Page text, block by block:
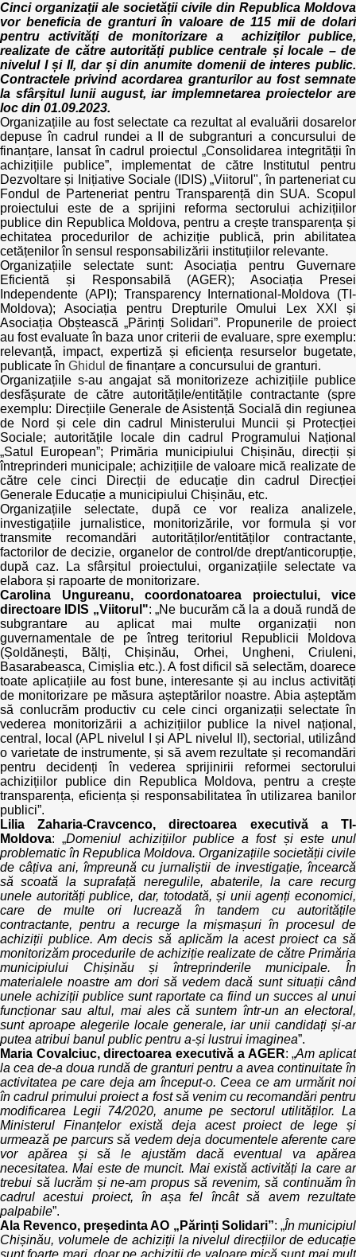
Cinci organizații ale societății civile din Republica Moldova
vor beneficia de granturi în valoare de 115 mii de dolari
pentru activități de monitorizare a achiziților publice,
realizate de către autorități publice centrale și locale – de
nivelul I și II, dar și din anumite domenii de interes public.
Contractele privind acordarea granturilor au fost semnate
la sfârșitul lunii august, iar implemnetarea proiectelor are
loc din 01.09.2023.
Organizațiile au fost selectate ca rezultat al evaluării dosarelor
depuse în cadrul rundei a II de subgranturi a concursului de
finanțare, lansat în cadrul proiectul „Consolidarea integrității în
achizițiile publice”, implementat de către Institutul pentru
Dezvoltare și Inițiative Sociale (IDIS) „Viitorul", în parteneriat cu
Fondul de Parteneriat pentru Transparență din SUA. Scopul
proiectului este de a sprijini reforma sectorului achizițiilor
publice din Republica Moldova, pentru a crește transparența și
echitatea procedurilor de achiziție publică, prin abilitatea
cetățenilor în sensul responsabilizării instituțiilor relevante.
Organizațiile selectate sunt: Asociația pentru Guvernare
Eficientă și Responsabilă (AGER); Asociația Presei
Independente (API); Transparency International-Moldova (TI-
Moldova); Asociația pentru Drepturile Omului Lex XXI și
Asociația Obștească „Părinți Solidari”. Propunerile de proiect
au fost evaluate în baza unor criterii de evaluare, spre exemplu:
relevanță, impact, expertiză și eficiența resurselor bugetate,
publicate în Ghidul de finanțare a concursului de granturi.
Organizațiile s-au angajat să monitorizeze achizițiile publice
desfășurate de către autoritățile/entitățile contractante (spre
exemplu: Direcțiile Generale de Asistență Socială din regiunea
de Nord și cele din cadrul Ministerului Muncii și Protecției
Sociale; autoritățile locale din cadrul Programului Național
„Satul European”; Primăria municipiului Chișinău, direcții și
întreprinderi municipale; achizițiile de valoare mică realizate de
către cele cinci Direcții de educație din cadrul Direcției
Generale Educație a municipiului Chișinău, etc.
Organizațiile selectate, după ce vor realiza analizele,
investigațiile jurnalistice, monitorizările, vor formula și vor
transmite recomandări autorităților/entităților contractante,
factorilor de decizie, organelor de control/de drept/anticorupție,
după caz. La sfârșitul proiectului, organizațiile selectate va
elabora și rapoarte de monitorizare.
Carolina Ungureanu, coordonatoarea proiectului, vice
directoare IDIS „Viitorul": „Ne bucurăm că la a două rundă de
subgrantare au aplicat mai multe organizații non
guvernamentale de pe întreg teritoriul Republicii Moldova
(Șoldănești, Bălți, Chișinău, Orhei, Ungheni, Criuleni,
Basarabeasca, Cimișlia etc.). A fost dificil să selectăm, doarece
toate aplicațiile au fost bune, interesante și au inclus activități
de monitorizare pe măsura așteptărilor noastre. Abia așteptăm
să conlucrăm productiv cu cele cinci organizații selectate în
vederea monitorizării a achizițiilor publice la nivel național,
central, local (APL nivelul I și APL nivelul II), sectorial, utilizând
o varietate de instrumente, și să avem rezultate și recomandări
pentru decidenți în vederea sprijinirii reformei sectorului
achizițiilor publice din Republica Moldova, pentru a crește
transparența, eficiența și responsabilitatea în utilizarea banilor
publici”.
Lilia Zaharia-Cravcenco, directoarea executivă a TI-
Moldova: „Domeniul achizițiilor publice a fost și este unul
problematic în Republica Moldova. Organizațiile societății civile
de câțiva ani, împreună cu jurnaliștii de investigație, încearcă
să scoată la suprafață neregulile, abaterile, la care recurg
unele autorități publice, dar, totodată, și unii agenți economici,
care de multe ori lucrează în tandem cu autoritățile
contractante, pentru a recurge la mișmașuri în procesul de
achiziții publice. Am decis să aplicăm la acest proiect ca să
monitorizăm procedurile de achiziție realizate de către Primăria
municipiului Chișinău și întreprinderile municipale. În
materialele noastre am dori să vedem dacă sunt situații când
unele achiziții publice sunt raportate ca fiind un succes al unui
funcționar sau altul, mai ales că suntem într-un an electoral,
sunt aproape alegerile locale generale, iar unii candidați și-ar
putea atribui banul public pentru a-și lustrui imaginea”.
Maria Covalciuc, directoarea executivă a AGER: „Am aplicat
la cea de-a doua rundă de granturi pentru a avea continuitate în
activitatea pe care deja am început-o. Ceea ce am urmărit noi
în cadrul primului proiect a fost să venim cu recomandări pentru
modificarea Legii 74/2020, anume pe sectorul utilităților. La
Ministerul Finanțelor există deja acest proiect de lege și
urmează pe parcurs să vedem deja documentele aferente care
vor apărea și să le ajustăm dacă eventual va apărea
necesitatea. Mai este de muncit. Mai există activități la care ar
trebui să lucrăm și ne-am propus să revenim, să continuăm în
cadrul acestui proiect, în așa fel încât să avem rezultate
palpabile”.
Ala Revenco, președinta AO „Părinți Solidari”: „În municipiul
Chișinău, volumele de achiziții la nivelul direcțiilor de educație
sunt foarte mari, doar pe achiziții de valoare mică sunt mai mult